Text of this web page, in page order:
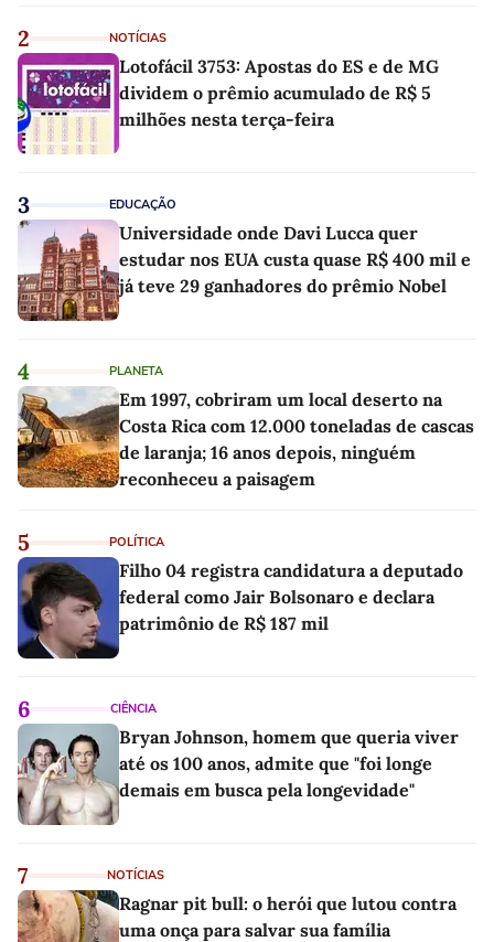
2 NOTÍCIAS
Lotofácil 3753: Apostas do ES e de MG
dividem o prêmio acumulado de R$ 5
milhões nesta terça-feira
3 EDUCAÇÃO
Universidade onde Davi Lucca quer
estudar nos EUA custa quase R$ 400 mil e
já teve 29 ganhadores do prêmio Nobel
4 PLANETA
Em 1997, cobriram um local deserto na
Costa Rica com 12.000 toneladas de cascas
de laranja; 16 anos depois, ninguém
reconheceu a paisagem
5 POLÍTICA
Filho 04 registra candidatura a deputado
federal como Jair Bolsonaro e declara
patrimônio de R$ 187 mil
6 CIÊNCIA
Bryan Johnson, homem que queria viver
até os 100 anos, admite que "foi longe
demais em busca pela longevidade"
7 NOTÍCIAS
Ragnar pit bull: o herói que lutou contra
uma onça para salvar sua família